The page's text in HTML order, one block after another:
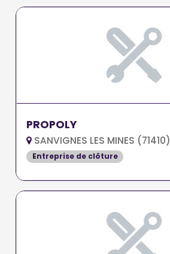
PROPOLY
SANVIGNES LES MINES (71410)
Entreprise de clôture